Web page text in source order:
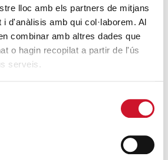
lloc amb els partners de mitjans
d'anàlisis amb qui col·laborem. Al
combinar amb altres dades que
o hagin recopilat a partir de l'ús
serveis.
117 persones
en el recompte anual de
famílies monoparentals